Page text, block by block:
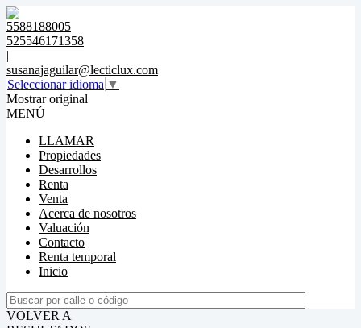
5588188005
525546171358
|
susanajaguilar@lecticlux.com
Seleccionar idioma ▼
Mostrar original
MENÚ
LLAMAR
Propiedades
Desarrollos
Renta
Venta
Acerca de nosotros
Valuación
Contacto
Renta temporal
Inicio
VOLVER A